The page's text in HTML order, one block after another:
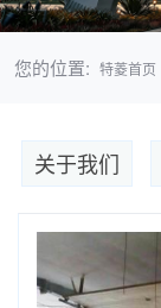
您的位置: 特菱首页
关于我们